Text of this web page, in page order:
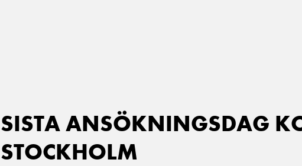
SISTA ANSÖKNINGSDAG
STOCKHOLM